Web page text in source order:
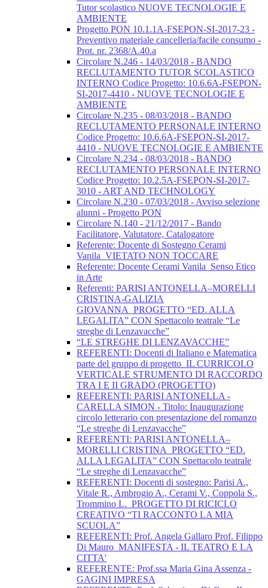
Tutor scolastico NUOVE TECNOLOGIE E
AMBIENTE
Progetto PON 10.1.1A-FSEPON-SI-2017-23 -
Preventivo materiale cancelleria/facile consumo -
Prot. nr. 2368/A.40.a
Circolare N.246 - 14/03/2018 - BANDO
RECLUTAMENTO TUTOR SCOLASTICO
INTERNO Codice Progetto: 10.6.6A-FSEPON-
SI-2017-4410 - NUOVE TECNOLOGIE E
AMBIENTE
Circolare N.235 - 08/03/2018 - BANDO
RECLUTAMENTO PERSONALE INTERNO
Codice Progetto: 10.6.6A-FSEPON-SI-2017-
4410 - NUOVE TECNOLOGIE E AMBIENTE
Circolare N.234 - 08/03/2018 - BANDO
RECLUTAMENTO PERSONALE INTERNO
Codice Progetto: 10.2.5A-FSEPON-SI-2017-
3010 - ART AND TECHNOLOGY
Circolare N.230 - 07/03/2018 - Avviso selezione
alunni - Progetto PON
Circolare N.140 - 21/12/2017 - Bando
Facilitatore, Valutatore, Catalogatore
Referente: Docente di Sostegno Cerami
Vanila_VIETATO NON TOCCARE
Referente: Docente Cerami Vanila_Senso Etico
in Arte
Referenti: PARISI ANTONELLA–MORELLI
CRISTINA-GALIZIA
GIOVANNA_PROGETTO “ED. ALLA
LEGALITA” CON Spettacolo teatrale “Le
streghe di Lenzavacche”
“LE STREGHE DI LENZAVACCHE”
REFERENTI: Docenti di Italiano e Matematica
parte del gruppo di progetto_IL CURRICOLO
VERTICALE STRUMENTO DI RACCORDO
TRA I E II GRADO (PROGETTO)
REFERENTI: PARISI ANTONELLA -
CARELLA SIMON - Titolo: Inaugurazione
circolo letterario con presentazione del romanzo
“Le streghe di Lenzavacche”
REFERENTI: PARISI ANTONELLA–
MORELLI CRISTINA_PROGETTO “ED.
ALLA LEGALITA” CON Spettacolo teatrale
“Le streghe di Lenzavacche”
REFERENTI: Docenti di sostegno: Parisi A.,
Vitale R., Ambrogio A., Cerami V., Coppola S.,
Trommino L._PROGETTO DI RICICLO
CREATIVO “TI RACCONTO LA MIA
SCUOLA”
REFERENTI: Prof. Angela Gallaro Prof. Filippo
Di Mauro_MANIFESTA - IL TEATRO E LA
CITTA'
REFERENTE: Prof.ssa Maria Gina Assenza -
GAGINI IMPRESA